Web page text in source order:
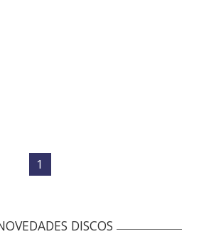
1
DISCOS